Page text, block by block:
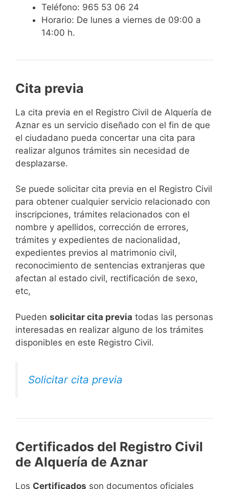
Teléfono: 965 53 06 24
Horario: De lunes a viernes de 09:00 a
14:00 h.
Cita previa
​​​​​​​​​​​​​​​​​​​​​​​​​​​​La cita previa en el Registro Civil de Alquería de
Aznar es un servicio diseñado con el fin de que
el ciudadano pueda concertar una cita para
realizar algunos trámites sin necesidad de
desplazarse.​
Se puede solicitar cita previa en el Registro Civil
para obtener cualquier servicio relacionado con
inscripciones, trámites relacionados con el
nombre y apellidos, corrección de errores,
trámites y expedientes de nacionalidad,
expedientes previos al matrimonio civil,
reconocimiento de sentencias extranjeras que
afectan al estado civil, rectificación de sexo,
etc,
​Pueden solicitar cita previa todas las personas
interesadas en realizar alguno de los trámites
disponibles en este Registro Civil.​
Solicitar cita previa
Certificados del Registro Civil
de Alquería de Aznar
Los Certificados son documentos oficiales